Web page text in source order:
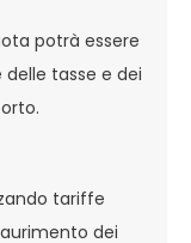
potrà essere
tasse e dei
tariffe
dei